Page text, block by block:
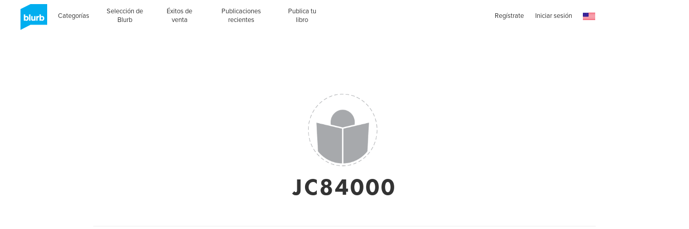
Categorías
Selección de
Blurb
Éxitos de
venta
Publicaciones
recientes
Publica tu
libro
Regístrate Iniciar sesión
JC84000